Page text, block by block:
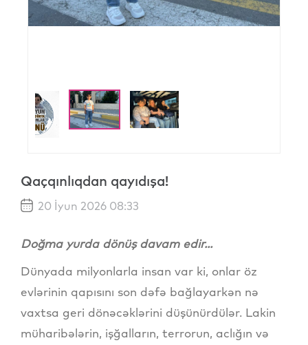
Qaçqınlıqdan qayıdışa!
20 İyun 2026 08:33
Doğma yurda dönüş davam edir...
Dünyada milyonlarla insan var ki, onlar öz
evlərinin qapısını son dəfə bağlayarkən nə
vaxtsa geri dönəcəklərini düşünürdülər. Lakin
müharibələrin, işğalların, terrorun, aclığın və